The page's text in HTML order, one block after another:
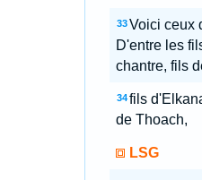
33 Voici ceux
D'entre les
chantre, fils
34 fils
de Thoach,
LSG